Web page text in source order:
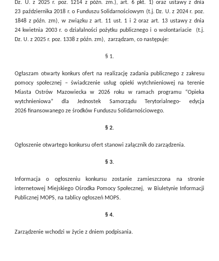
Dz. U. z 2025 r. poz. 1214 z późn. zm.), art. 6 pkt. 1) oraz ustawy z dnia
23 października 2018 r. o Funduszu Solidarnościowym (t.j. Dz. U. z 2024 r. poz.
1848 z późn. zm), w związku z art. 11 ust. 1 i 2 oraz art. 13 ustawy z dnia
24 kwietnia 2003 r. o działalności pożytku publicznego i o wolontariacie (t.j.
Dz. U. z 2025 r. poz. 1338 z późn. zm), zarządzam, co następuje:
§ 1.
Ogłaszam otwarty konkurs ofert na realizację zadania publicznego z zakresu
pomocy społecznej – świadczenie usług opieki wytchnieniowej na terenie
Miasta Ostrów Mazowiecka w 2026 roku w ramach programu “Opieka
wytchnieniowa” dla Jednostek Samorządu Terytorialnego- edycja
2026 finansowanego ze środków Funduszu Solidarnościowego.
§ 2.
Ogłoszenie otwartego konkursu ofert stanowi załącznik do zarządzenia.
§ 3.
Informacja o ogłoszeniu konkursu zostanie zamieszczona na stronie
internetowej Miejskiego Ośrodka Pomocy Społecznej,
w Biuletynie Informacji
Publicznej MOPS, na tablicy ogłoszeń MOPS.
§ 4.
Zarządzenie wchodzi w życie z dniem podpisania.